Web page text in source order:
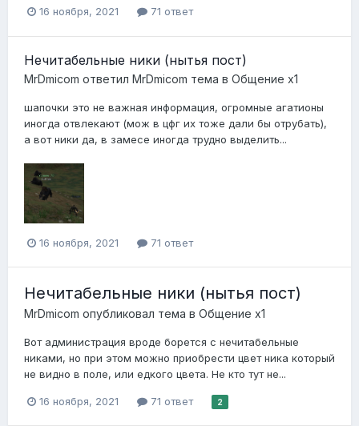
16 ноября, 2021 71 ответ
Нечитабельные ники (нытья пост)
MrDmicom ответил MrDmicom тема в Общение x1
шапочки это не важная информация, огромные агатионы
иногда отвлекают (мож в цфг их тоже дали бы отрубать),
а вот ники да, в замесе иногда трудно выделить...
16 ноября, 2021 71 ответ
Нечитабельные ники (нытья пост)
MrDmicom опубликовал тема в Общение x1
Вот администрация вроде борется с нечитабельные
никами, но при этом можно приобрести цвет ника который
не видно в поле, или едкого цвета. Не кто тут не...
16 ноября, 2021 71 ответ 2